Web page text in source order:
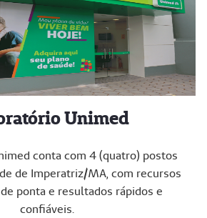
Unimed
conta com 4 (quatro) postos
de Imperatriz/MA, com recursos
ponta e resultados rápidos e
confiáveis.